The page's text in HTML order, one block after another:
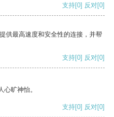
支持[0] 反对[0]
供最高速度和安全性的连接，并帮
支持[0] 反对[0]
旷神怡。
支持[0] 反对[0]